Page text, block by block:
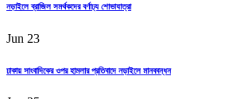
নড়াইলে ব্রাজিল সমর্থকদের বর্ণাঢ্য শোভাযাত্রা
Jun 23
ঢাকায় সাংবাদিকের ওপর হামলার প্রতিবাদে নড়াইলে মানববন্ধন